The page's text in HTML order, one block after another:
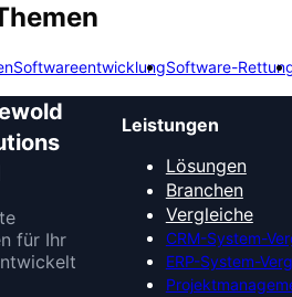
SoftwareentwicklungSoftware-
für Ihr
Leistungen
Lösungen
Branchen
Vergleiche
CRM-System-
ERP-System-